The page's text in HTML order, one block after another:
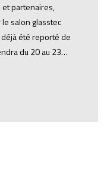
et partenaires,
salon glasstec
été reporté de
du 20 au 23…